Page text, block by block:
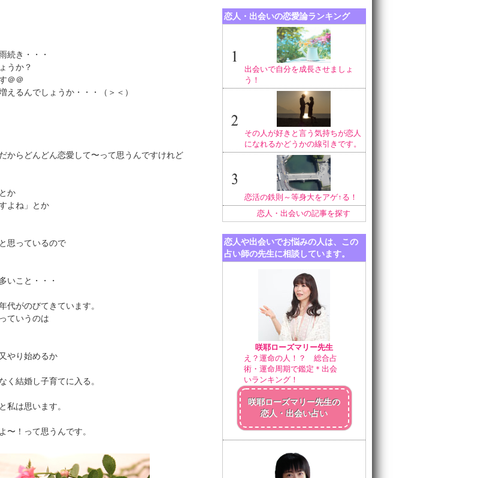
続き・・・
うか？
＠＠
えるんでしょうか・・・（＞＜）
からどんどん恋愛して〜って思うんですけれど
か
よね」とか
思っているので
いこと・・・
代がのびてきています。
ていうのは
やり始めるか
く結婚し子育てに入る。
私は思います。
〜！って思うんです。
恋人・出会いの恋愛論ランキング
出会いで自分を成長させましょ
う！
その人が好きと言う気持ちが恋人
になれるかどうかの線引きです。
恋活の鉄則～等身大をアゲ↑る！
恋人・出会いの記事を探す
恋人や出会いでお悩みの人は、この
占い師の先生に相談しています。
咲耶ローズマリー先生
え？運命の人！？ 総合占
術・運命周期で鑑定＊出会
いランキング！
咲耶ローズマリー先生の
恋人・出会い占い